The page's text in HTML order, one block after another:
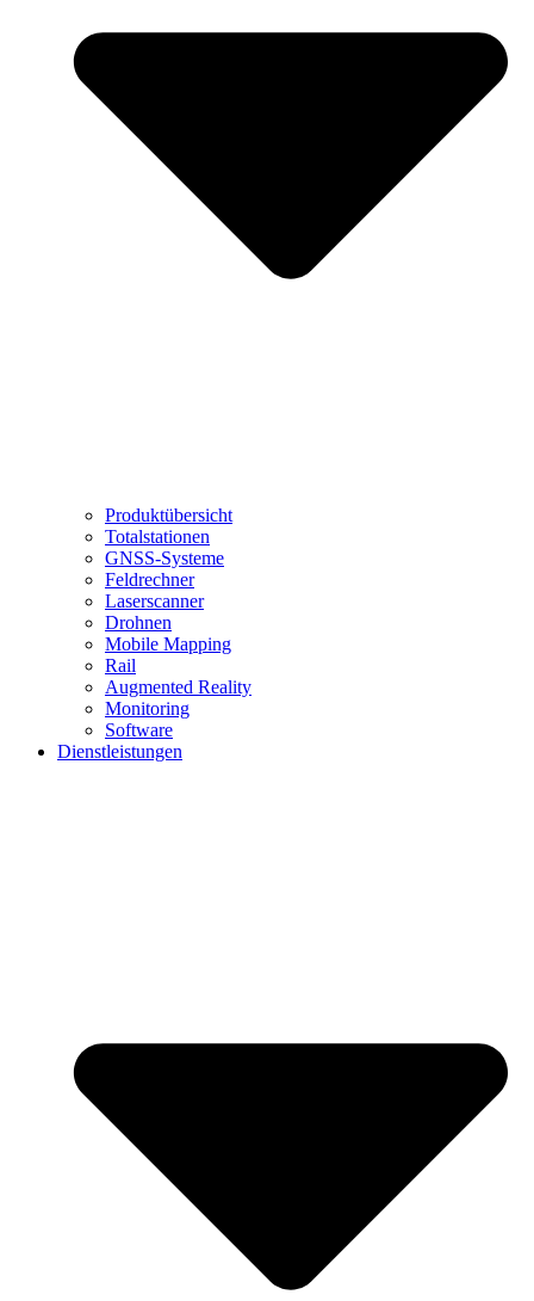
Produktübersicht
Totalstationen
GNSS-Systeme
Feldrechner
Laserscanner
Drohnen
Mobile Mapping
Rail
Augmented Reality
Monitoring
Software
Dienstleistungen